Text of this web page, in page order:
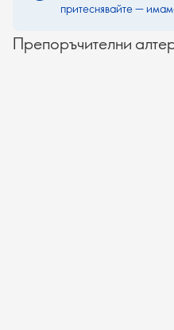
притеснявайте —
Препоръчителни